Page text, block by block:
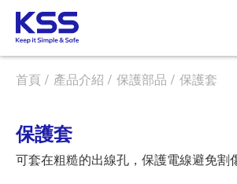
首頁 產品介紹 保護部品 保護套
保護套
可套在粗糙的出線孔，保護電線避免割